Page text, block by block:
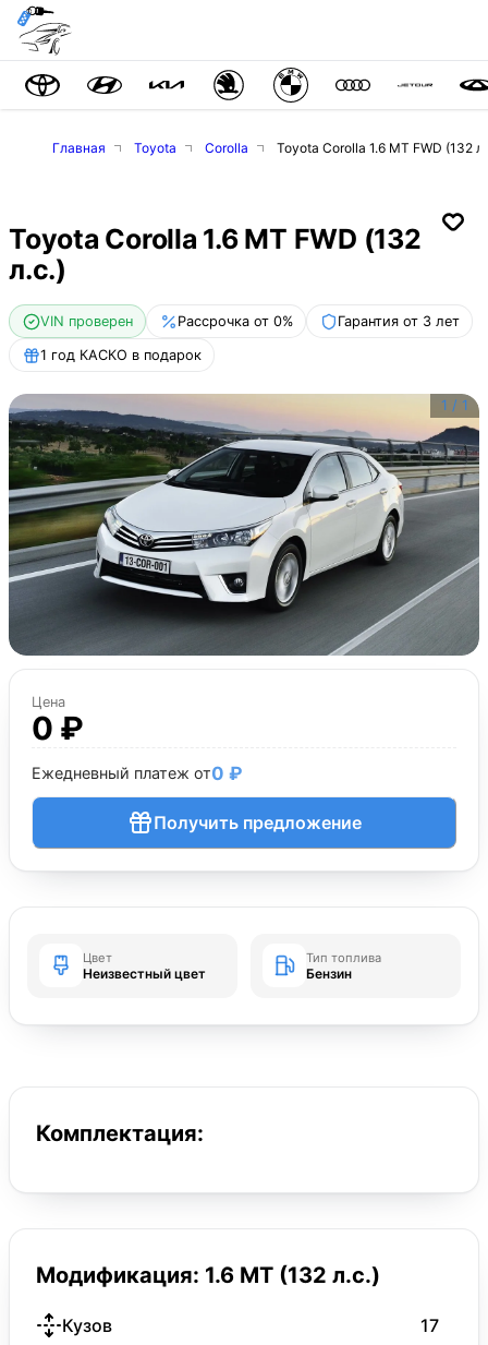
Главная Toyota Corolla Toyota Corolla 1.6 MT FWD (132
Toyota Corolla 1.6 MT FWD (132
л.с.)
VIN проверен Рассрочка от 0% Гарантия от 3 лет
1 год КАСКО в подарок
1 / 1
Цена
0 ₽
Ежедневный платеж от0 ₽
Получить предложение
Цвет
Неизвестный цвет
Тип топлива
Бензин
Комплектация:
Модификация: 1.6 MT (132 л.с.)
Кузов 17